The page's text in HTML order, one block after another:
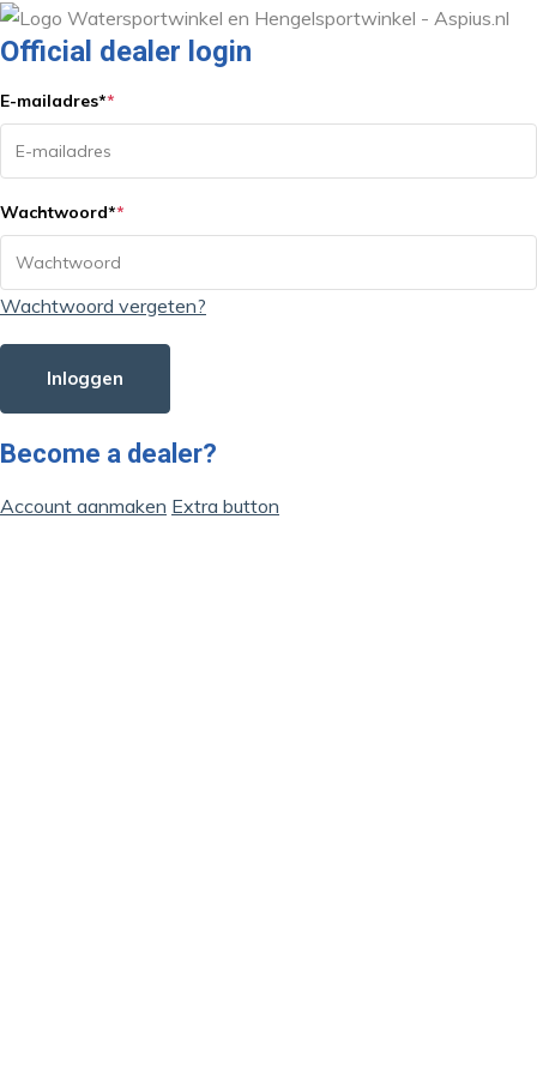
Official dealer login
E-mailadres**
Wachtwoord**
Wachtwoord vergeten?
Inloggen
Become a dealer?
Account aanmaken Extra button